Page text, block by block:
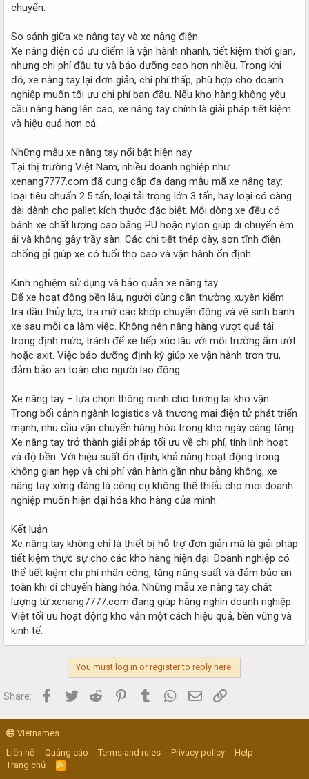
chuyển.
So sánh giữa xe nâng tay và xe nâng điện
Xe nâng điện có ưu điểm là vận hành nhanh, tiết kiệm thời gian,
nhưng chi phí đầu tư và bảo dưỡng cao hơn nhiều. Trong khi
đó, xe nâng tay lại đơn giản, chi phí thấp, phù hợp cho doanh
nghiệp muốn tối ưu chi phí ban đầu. Nếu kho hàng không yêu
cầu nâng hàng lên cao, xe nâng tay chính là giải pháp tiết kiệm
và hiệu quả hơn cả.
Những mẫu xe nâng tay nổi bật hiện nay
Tại thị trường Việt Nam, nhiều doanh nghiệp như
xenang7777.com đã cung cấp đa dạng mẫu mã xe nâng tay:
loại tiêu chuẩn 2.5 tấn, loại tải trọng lớn 3 tấn, hay loại có càng
dài dành cho pallet kích thước đặc biệt. Mỗi dòng xe đều có
bánh xe chất lượng cao bằng PU hoặc nylon giúp di chuyển êm
ái và không gây trầy sàn. Các chi tiết thép dày, sơn tĩnh điện
chống gỉ giúp xe có tuổi thọ cao và vận hành ổn định.
Kinh nghiệm sử dụng và bảo quản xe nâng tay
Để xe hoạt động bền lâu, người dùng cần thường xuyên kiểm
tra dầu thủy lực, tra mỡ các khớp chuyển động và vệ sinh bánh
xe sau mỗi ca làm việc. Không nên nâng hàng vượt quá tải
trọng định mức, tránh để xe tiếp xúc lâu với môi trường ẩm ướt
hoặc axit. Việc bảo dưỡng định kỳ giúp xe vận hành trơn tru,
đảm bảo an toàn cho người lao động.
Xe nâng tay – lựa chọn thông minh cho tương lai kho vận
Trong bối cảnh ngành logistics và thương mại điện tử phát triển
mạnh, nhu cầu vận chuyển hàng hóa trong kho ngày càng tăng.
Xe nâng tay trở thành giải pháp tối ưu về chi phí, tính linh hoạt
và độ bền. Với hiệu suất ổn định, khả năng hoạt động trong
không gian hẹp và chi phí vận hành gần như bằng không, xe
nâng tay xứng đáng là công cụ không thể thiếu cho mọi doanh
nghiệp muốn hiện đại hóa kho hàng của mình.
Kết luận
Xe nâng tay không chỉ là thiết bị hỗ trợ đơn giản mà là giải pháp
tiết kiệm thực sự cho các kho hàng hiện đại. Doanh nghiệp có
thể tiết kiệm chi phí nhân công, tăng năng suất và đảm bảo an
toàn khi di chuyển hàng hóa. Những mẫu xe nâng tay chất
lượng từ xenang7777.com đang giúp hàng nghìn doanh nghiệp
Việt tối ưu hoạt động kho vận một cách hiệu quả, bền vững và
kinh tế.
You must log in or register to reply here.
Share: Facebook
Twitter Reddit PinterestTumblr WhatsApp
Email
Vietnames
Liên hệ
Quảng cáo Terms and rules Privacy policy
Help
Trang chủ
R
S